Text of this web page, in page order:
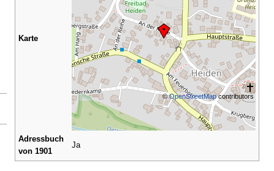
Karte
©OpenStreetMapcontributors
Adressbuch
von 1901
Ja